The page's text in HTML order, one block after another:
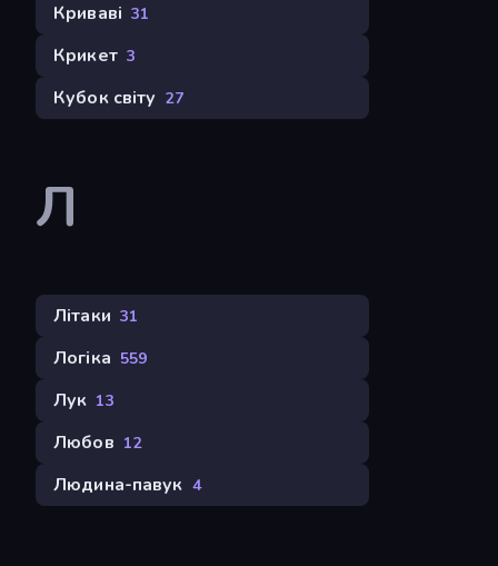
Криваві 31
Крикет 3
Кубок світу 27
Л
Літаки 31
Логіка 559
Лук 13
Любов 12
Людина-павук 4